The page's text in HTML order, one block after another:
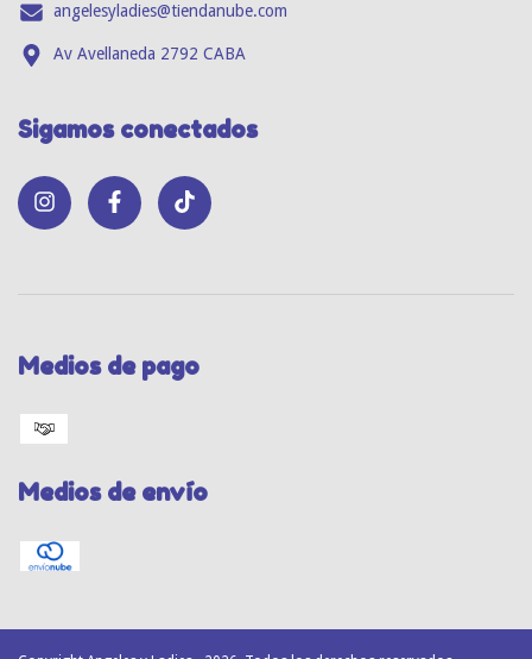
angelesyladies@tiendanube.com
Av Avellaneda 2792 CABA
Sigamos conectados
Medios de pago
Medios de envío